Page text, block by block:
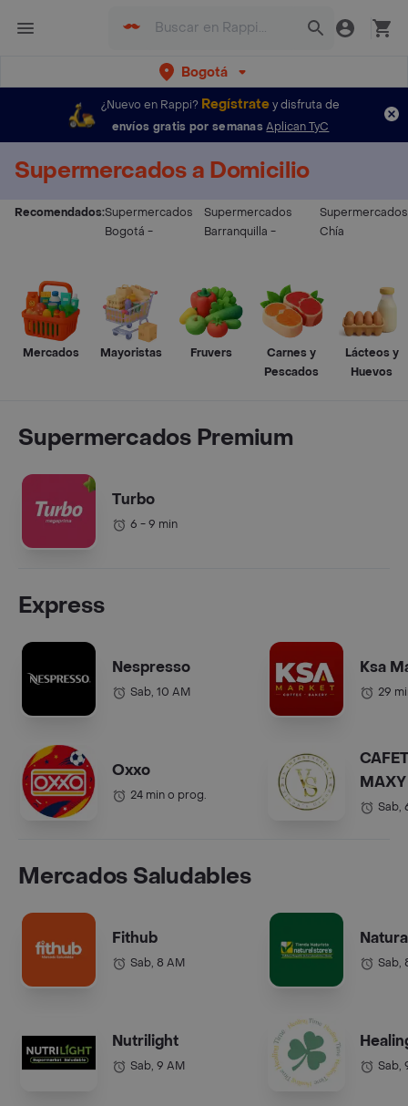
Bogotá
¿Nuevo en Rappi? Regístratey disfruta de
envíos gratis por semanas Aplican TyC
Supermercados a Domicilio
Recomendados:Supermercados
Bogotá -
Supermercados
Barranquilla -
Supermercados
Chía
Mercados Mayoristas Fruvers
Carnes y
Pescados
Lácteos y
Huevos
Supermercados Premium
Turbo
6 - 9 min
Express
Nespresso
Sab, 10 AM
Oxxo
24 min o prog.
Ksa
29
COL.).
Sab,
Mercados Saludables
Fithub
Sab, 8 AM
Nutrilight
Sab, 9 AM
Sab,
Sab,